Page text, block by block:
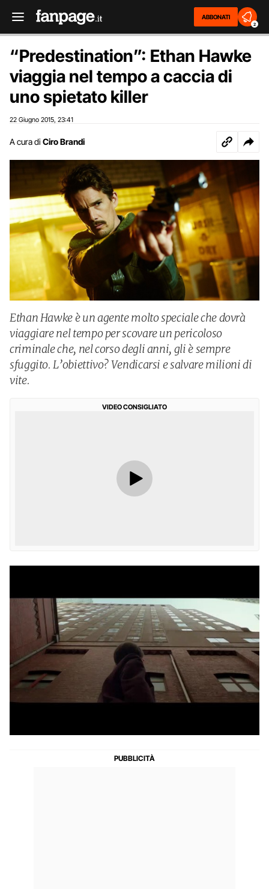
ABBONATI
2
“Predestination”: Ethan Hawke
viaggia nel tempo a caccia di
uno spietato killer
22 Giugno 2015 23:41
A cura di Ciro Brandi
Ethan Hawke è un agente molto speciale che dovrà
viaggiare nel tempo per scovare un pericoloso
criminale che, nel corso degli anni, gli è sempre
sfuggito. L’obiettivo? Vendicarsi e salvare milioni di
vite.
VIDEO CONSIGLIATO